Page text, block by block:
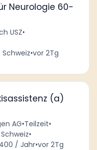
Neurologie 60-
USZ•
•vor 2Tg
(a)
AG•Teilzeit•
•
/ Jahr•vor 2Tg